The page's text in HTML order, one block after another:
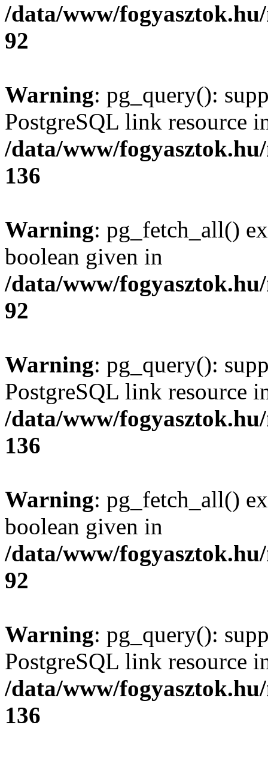
/data/www/
92
Warning: pg_query():
PostgreSQL link resource
/data/www/
136
Warning: pg_fetch_all()
boolean given in
/data/www/
92
Warning: pg_query():
PostgreSQL link resource
/data/www/
136
Warning: pg_fetch_all()
boolean given in
/data/www/
92
Warning: pg_query():
PostgreSQL link resource
/data/www/
136